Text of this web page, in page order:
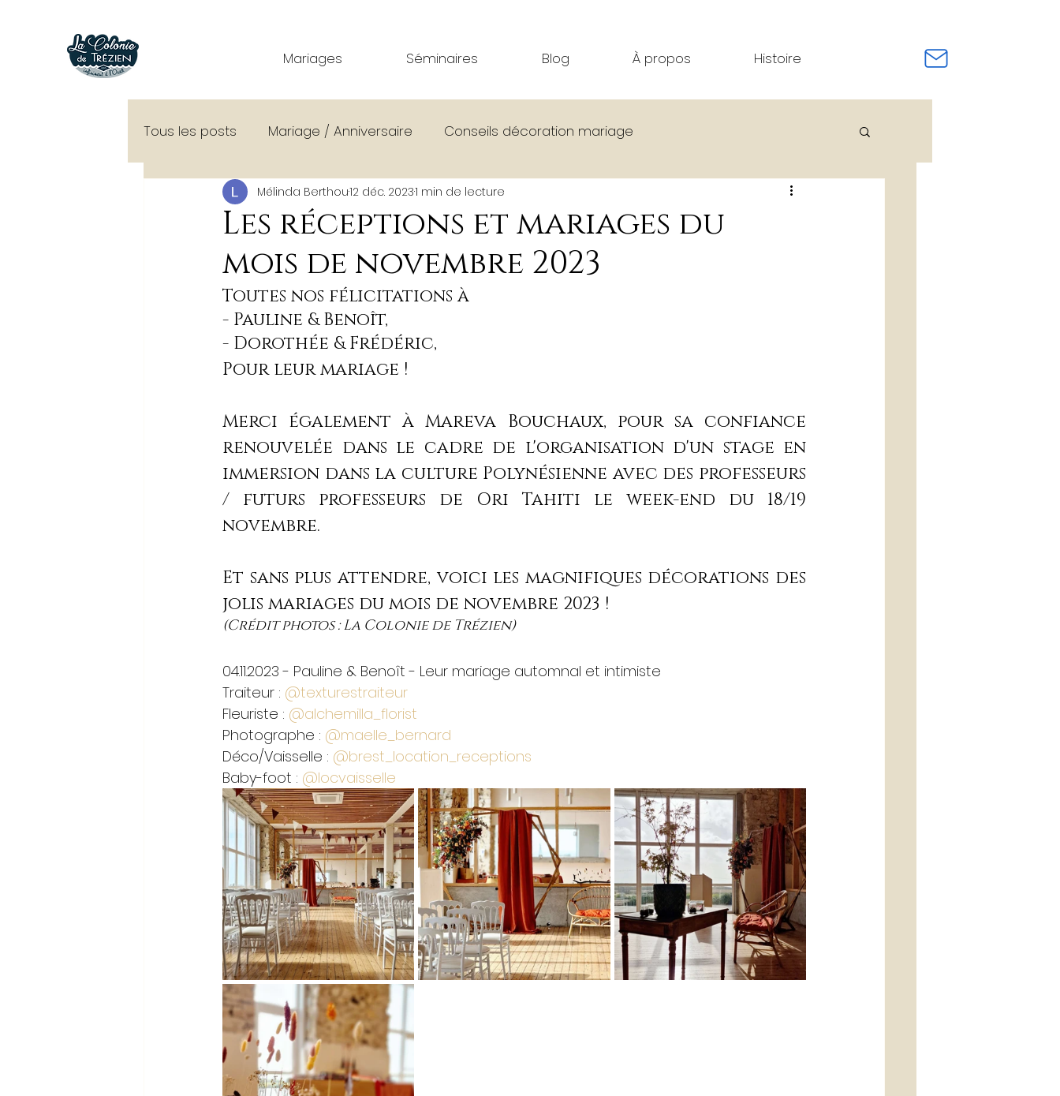
Mariages Séminaires Blog À propos Histoire
Tous les posts Mariage / Anniversaire Conseils décoration mariage
Conseils organisation mariage Bar Effet Mer
Découverte de La Colonie La vie à La Colonie Évènements divers
Shooting
Les réceptions et mariages du
mois de novembre 2023
Mélinda Berthou12 déc. 20231 min de lecture
Toutes nos félicitations à
- Pauline & Benoît,
- Dorothée & Frédéric,
Pour leur mariage !
Merci également à Mareva Bouchaux, pour sa confiance
renouvelée dans le cadre de l'organisation d'un stage en
immersion dans la culture Polynésienne avec des professeurs
/ futurs professeurs de Ori Tahiti le week-end du 18/19
novembre.
Et sans plus attendre, voici les magnifiques décorations des
jolis mariages du mois de novembre 2023 !
(Crédit photos : La Colonie de Trézien)
04.11.2023 - Pauline & Benoît - Leur mariage automnal et intimiste
Traiteur : @texturestraiteur
Fleuriste : @alchemilla_florist
Photographe : @maelle_bernard
Déco/Vaisselle : @brest_location_receptions
Baby-foot : @locvaisselle